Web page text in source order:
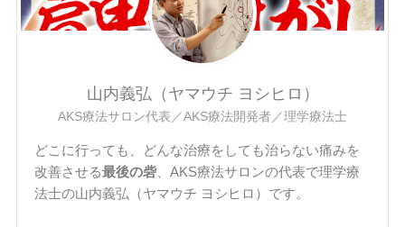
山内義弘（ヤマウチ ヨシヒロ）
AKS療法サロン代表／AKS療法開発者／理学療法士
どこに行っても、どんな治療をしても治らない痛みを
改善させる最後の砦 、AKS療法サロンの代表で理学療
法士の山内義弘（ヤマウチ ヨシヒロ）です。